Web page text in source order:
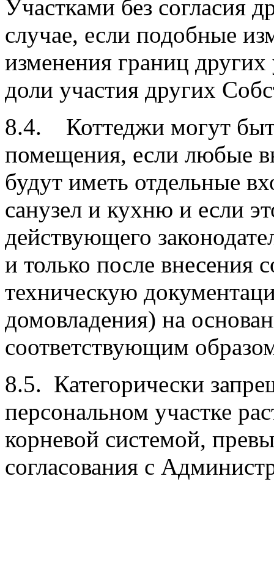
Участками без согласия
случае, если подобные
изменения границ
доли участия других
8.4. Коттеджи могут
помещения, если любые
будут иметь отдельные
санузел и кухню и если
действующего
и только после внесения
техническую
домовладения) на
соответствующим
8.5. Категорически
персональном участке
корневой системой,
согласования с